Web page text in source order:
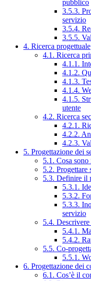
pubblico
3.5.3.
servizio
3.5.4.
3.5.5.
4. Ricerca progettuale
4.1. Ricerca
4.1.1.
4.1.2.
4.1.3.
4.1.4.
4.1.5.
utente
4.2. Ricerca
4.2.1.
4.2.2.
4.2.3.
5. Progettazione dei
5.1. Cosa
5.2.
5.3. Definire il
5.3.1.
5.3.2.
5.3.3.
servizio
5.4.
5.4.1.
5.4.2.
5.5. Co-
5.5.1.
6. Progettazione dei
6.1. Cos’è il